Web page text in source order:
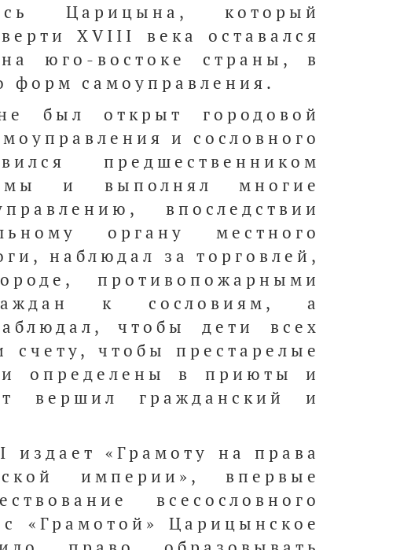
Царицына, который
XVIII века оставался
юго-востоке страны, в
форм самоуправления.
был открыт городовой
и сословного
предшественником
и выполнял многие
впоследствии
органу местного
наблюдал за торговлей,
противопожарными
к сословиям, а
чтобы дети всех
счету, чтобы престарелые
определены в приюты и
вершил гражданский и
издает «Грамоту на права
империи», впервые
всесословного
«Грамотой» Царицынское